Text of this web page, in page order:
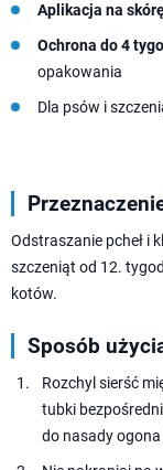
Aplikacja na
Ochrona do 4
opakowania
Dla psów i
Odstraszanie pcheł i
szczeniąt od 12.
kotów.
Sposób
Rozchyl sierść
tubki
do nasady